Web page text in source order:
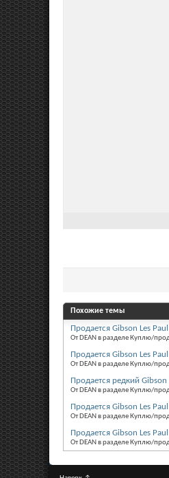
Похожие темы
Продается Gibson Les
От DEAN в разделе Куплю/
Продается Gibson Les
От DEAN в разделе Куплю/
Продается редкий
От DEAN в разделе Куплю/
Продается Gibson Les
От DEAN в разделе Куплю/
Продается Gibson Les
От DEAN в разделе Куплю/